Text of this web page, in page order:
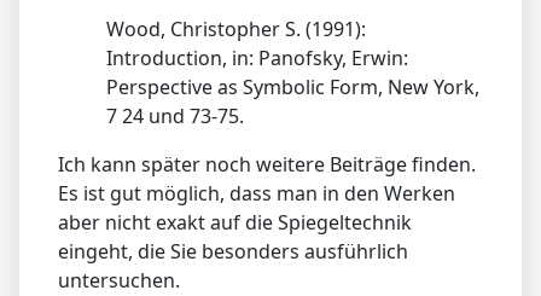
Wood, Christopher S. (1991):
Introduction, in: Panofsky, Erwin:
Perspective as Symbolic Form, New York,
7 24 und 73-75.
Ich kann später noch weitere Beiträge finden.
Es ist gut möglich, dass man in den Werken
aber nicht exakt auf die Spiegeltechnik
eingeht, die Sie besonders ausführlich
untersuchen.